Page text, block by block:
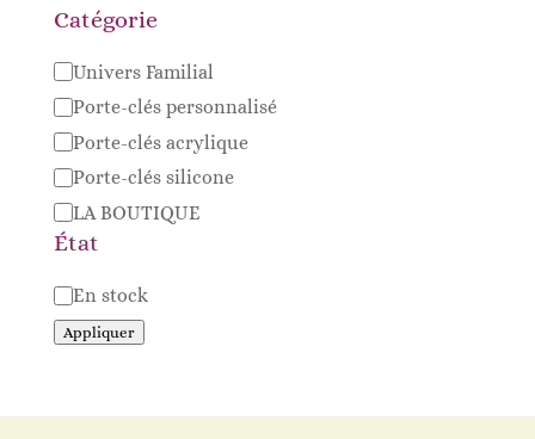
Catégorie
Catégorie
Univers Familial
Porte-clés personnalisé
Porte-clés acrylique
Porte-clés silicone
LA BOUTIQUE
État
Disponibilité
En stock
Appliquer